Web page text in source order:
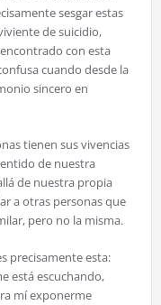
sesgar estas
de suicidio,
con esta
cuando desde la
sincero en
tienen sus vivencias
de nuestra
de nuestra propia
a otras personas que
pero no la misma.
precisamente esta:
está escuchando,
mí exponerme